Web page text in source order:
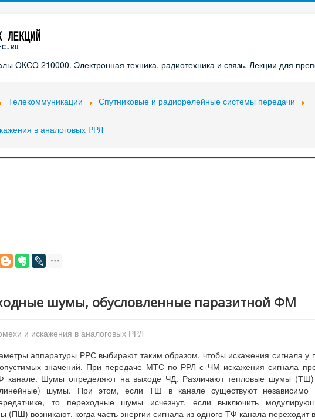
ОКСО 210000. Электронная техника, радиотехника и связь. Лекции для
Телекоммуникации Спутниковые и радиорелейные системы передачи
в аналоговых РРЛ
шумы, обусловленные паразитной ФМ
и искажения в аналоговых РРЛ
аппаратуры РРС выбирают таким образом, чтобы искажения сигнала у
значений. При передаче МТС по РРЛ с ЧМ искажения сигнала
канале. Шумы определяют на выходе ЧД. Различают тепловые шумы (ТШ)
шумы. При этом, если ТШ в канале существуют независимо
то переходные шумы исчезнут, если выключить
возникают, когда часть энергии сигнала из одного ТФ канала переходит